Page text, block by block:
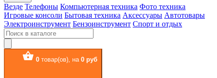
Везде Телефоны Компьютерная техника Фото техника
Игровые консоли Бытовая техника Аксессуары Автотовары
Электроинструмент Бензоинструмент Спорт и отдых
0 товар(ов), на 0 руб